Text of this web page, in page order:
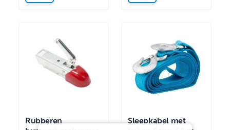
Rubberen
Sleepkabel met